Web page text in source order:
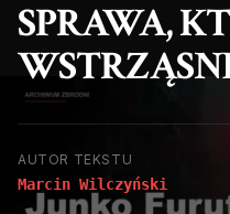
SPRAWA,
AUTOR TEKSTU
Marcin Wilczyński